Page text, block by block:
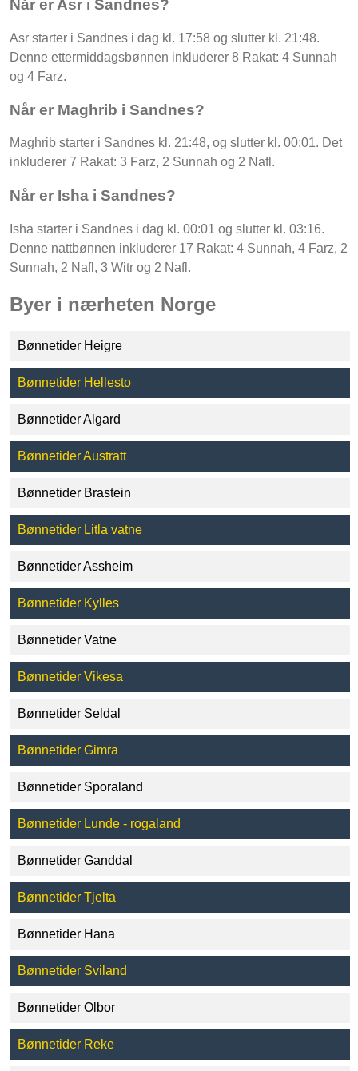
Når er Asr i Sandnes?
Asr starter i Sandnes i dag kl. 17:58 og slutter kl. 21:48.
Denne ettermiddagsbønnen inkluderer 8 Rakat: 4 Sunnah
og 4 Farz.
Når er Maghrib i Sandnes?
Maghrib starter i Sandnes kl. 21:48, og slutter kl. 00:01. Det
inkluderer 7 Rakat: 3 Farz, 2 Sunnah og 2 Nafl.
Når er Isha i Sandnes?
Isha starter i Sandnes i dag kl. 00:01 og slutter kl. 03:16.
Denne nattbønnen inkluderer 17 Rakat: 4 Sunnah, 4 Farz, 2
Sunnah, 2 Nafl, 3 Witr og 2 Nafl.
Byer i nærheten Norge
Bønnetider Heigre
Bønnetider Hellesto
Bønnetider Algard
Bønnetider Austratt
Bønnetider Brastein
Bønnetider Litla vatne
Bønnetider Assheim
Bønnetider Kylles
Bønnetider Vatne
Bønnetider Vikesa
Bønnetider Seldal
Bønnetider Gimra
Bønnetider Sporaland
Bønnetider Lunde - rogaland
Bønnetider Ganddal
Bønnetider Tjelta
Bønnetider Hana
Bønnetider Sviland
Bønnetider Olbor
Bønnetider Reke